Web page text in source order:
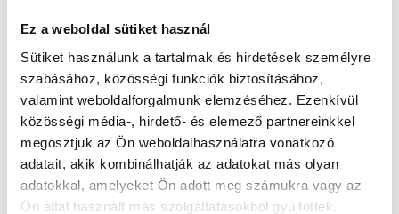
Ez a weboldal sütiket használ
Sütiket használunk a tartalmak és hirdetések személyre
szabásához, közösségi funkciók biztosításához,
valamint weboldalforgalmunk elemzéséhez. Ezenkívül
közösségi média-, hirdető- és elemező partnereinkkel
megosztjuk az Ön weboldalhasználatra vonatkozó
adatait, akik kombinálhatják az adatokat más olyan
adatokkal, amelyeket Ön adott meg számukra vagy az
Ön által használt más szolgáltatásokból gyűjtöttek.
10-25% kedvezmény több, mint 100 partner
szolgáltatónál.
BEMUTATKOZÁS
Lorabel Apartmanház Hévíz